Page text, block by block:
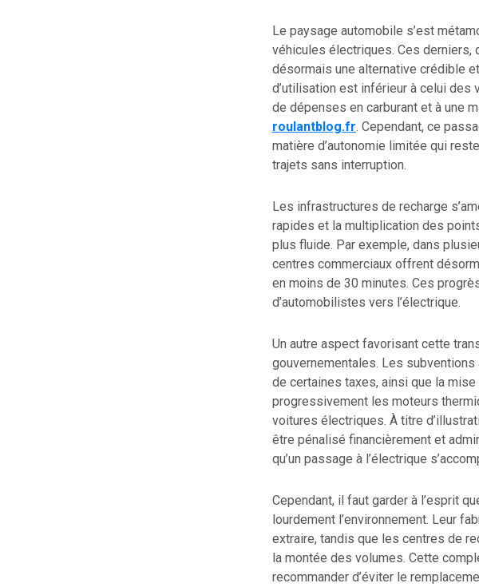
Le paysage automobile s’est
véhicules électriques. Ces derniers,
désormais une alternative crédible
d’utilisation est inférieur à celui des
de dépenses en carburant et à une
roulantblog.fr. Cependant, ce
matière d’autonomie limitée qui
trajets sans interruption.
Les infrastructures de recharge
rapides et la multiplication des
plus fluide. Par exemple, dans
centres commerciaux offrent
en moins de 30 minutes. Ces
d’automobilistes vers l’électrique.
Un autre aspect favorisant cette
gouvernementales. Les
de certaines taxes, ainsi que la
progressivement les moteurs
voitures électriques. À titre
être pénalisé financièrement et
qu’un passage à l’électrique
Cependant, il faut garder à l’esprit
lourdement l’environnement. Leur
extraire, tandis que les centres de
la montée des volumes. Cette
recommander d’éviter le